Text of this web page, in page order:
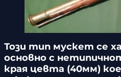
Този тип мускет се
основно с
края цевта (40мм)